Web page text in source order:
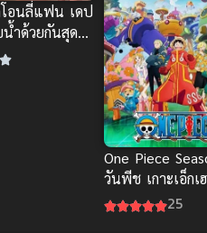
อนลี่แฟน เดป
ำด้วยกันสุด
าซอยรัวๆ นม
One Piece
วันพีช เกาะเอ็กเ
ไทย
25